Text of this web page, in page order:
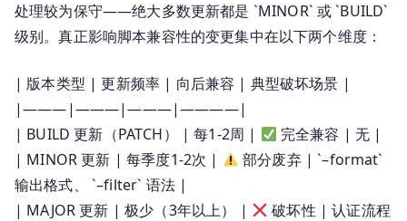
问
题
处理较为保守——绝大多数更新都是 `MINOR` 或 `BUILD`
级别。真正影响脚本兼容性的变更集中在以下两个维度：
| 版本类型 | 更新频率 | 向后兼容 | 典型破坏场景 |
|———|———|———|————|
| BUILD 更新（PATCH） | 每1-2周 |
完全兼容 | 无 |
| MINOR 更新 | 每季度1-2次 |
部分废弃 | `–format`
输出格式、 `–filter` 语法 |
| MAJOR 更新 | 极少（3年以上） |
破坏性 | 认证流程